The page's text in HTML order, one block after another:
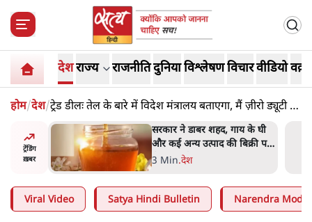
देशराज्य राजनीतिदुनियाविश्लेषणविचारवीडियो
होम/देश/ट्रेड डीलः तेल के बारे में विदेश मंत्रालय बताएगा, मैं ज़ीरो ड्यूटी के
बारे में बताऊंगाः गोयल
ट्रेंडिंग
ख़बर
के घी
पर
'महाराष्ट्र में गैर बीजेपी वोटरों के
नामों को काटने की बड़ी साज़िश'-
रोहित पवार का आरोप
4 Min.महाराष्ट्र
Viral Video Satya Hindi Bulletin Narendra Modi